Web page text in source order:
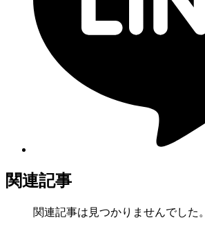
関連記事
関連記事は見つかりませんでした。